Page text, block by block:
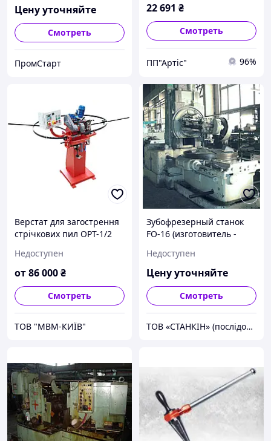
Цену уточняйте
Смотреть
ПромСтарт
22 691 ₴
Смотреть
ПП"Артіс" 96%
Верстат для загострення
стрічкових пил ОРТ-1/2
Недоступен
от86 000₴
Смотреть
ТОВ "МВМ-КИЇВ"
Зубофрезерный станок
FO-16 (изготовитель -
- 16, Dmax1600
Недоступен
Цену уточняйте
Смотреть
ТОВ «СТАНКІН» (послідовник ТОВ «Київський верстатобудівний завод» - Завод верстатів-авт.ім.Горького)